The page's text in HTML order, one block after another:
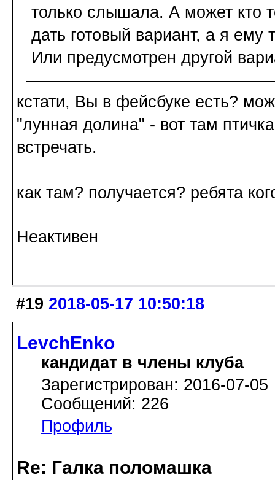
только слышала. А может кто
дать готовый вариант, а я ему
Или предусмотрен другой
кстати, Вы в фейсбуке есть?
"лунная долина" - вот там
встречать.
как там? получается? ребята
Неактивен
#19 2018-05-17 10:50:18
LevchEnko
кандидат в члены клуба
Зарегистрирован: 2016-07-05
Сообщений: 226
Профиль
Re: Галка поломашка